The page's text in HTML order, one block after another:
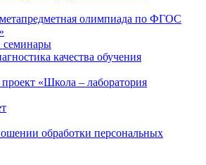
олимпиада по ФГОС
семинары
качества обучения
«Школа – лаборатория
обработки персональных